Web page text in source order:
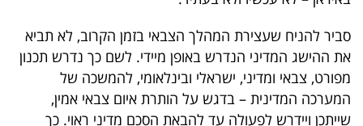
סביר להניח שעצירת המהלך הצבאי בזמן הקרוב, לא תביא
את ההישג המדיני הנדרש באופן מיידי. לשם כך נדרש תכנון
מפורט, צבאי ומדיני, ישראלי ובינלאומי, להמשכה של
המערכה המדינית – בדגש על הותרת איום צבאי אמין,
שייתכן ויידרש לפעולה עד להבאת הסכם מדיני ראוי. כך